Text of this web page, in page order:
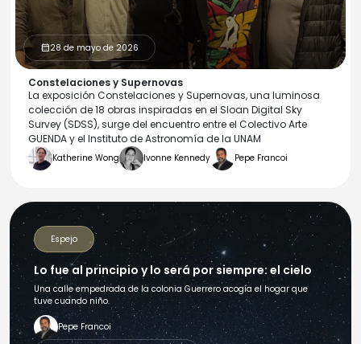
calendar_month28 de mayo de 2026
Constelaciones y Supernovas
La exposición Constelaciones y Supernovas, una luminosa
colección de 18 obras inspiradas en el Sloan Digital Sky
Survey (SDSS), surge del encuentro entre el Colectivo Arte
GUENDA y el Instituto de Astronomía de la UNAM
Katherine Wong Ivonne Kennedy Pepe Francoi
Espejo
Lo fue al principio y lo será por siempre: el cielo
Una calle empedrada de la colonia Guerrero acogía el hogar que
tuve cuando niño.
Pepe Francoi